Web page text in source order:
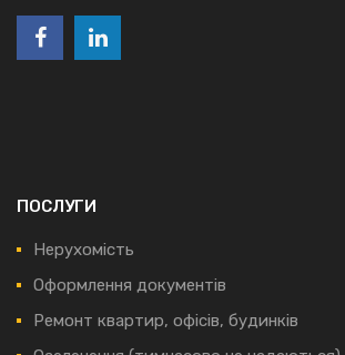
ПОСЛУГИ
Нерухомість
Оформлення документів
Ремонт квартир, офісів, будинків